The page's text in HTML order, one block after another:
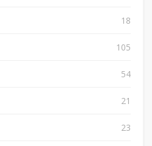
18
105
54
21
23